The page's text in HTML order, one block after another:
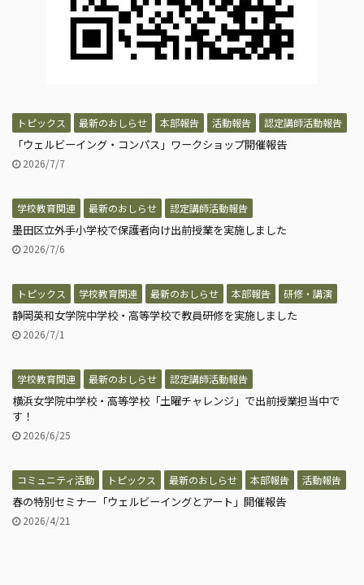
トピックス 最新のおしらせ 本部報告 活動報告 認定講師活動報告
「ウェルビーイング・コンパス」ワークショップ開催報告
2026/7/7
学校教育関連 最新のおしらせ 認定講師活動報告
墨田区立外手小学校で保護者向け出前授業を実施しました
2026/7/6
トピックス 学校教育関連 最新のおしらせ 本部報告 研修・講演
静岡英和女学院中学校・高等学校で教員研修を実施しました
2026/7/1
学校教育関連 最新のおしらせ 認定講師活動報告
横浜女学院中学校・高等学校「土曜チャレンジ」で出前授業担当中で
す！
2026/6/25
コミュニティ活動 トピックス 最新のおしらせ 本部報告 活動報告
春の特別セミナー「ウェルビーイングとアート」開催報告
2026/4/21